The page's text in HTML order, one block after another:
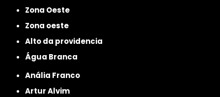
Zona Oeste
Zona oeste
alto da providencia
Água Branca
Anália Franco
Artur Alvim